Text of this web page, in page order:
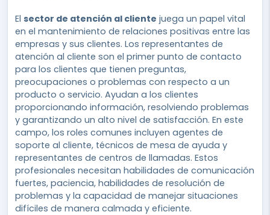
El sector de atención al cliente juega un papel vital
en el mantenimiento de relaciones positivas entre las
empresas y sus clientes. Los representantes de
atención al cliente son el primer punto de contacto
para los clientes que tienen preguntas,
preocupaciones o problemas con respecto a un
producto o servicio. Ayudan a los clientes
proporcionando información, resolviendo problemas
y garantizando un alto nivel de satisfacción. En este
campo, los roles comunes incluyen agentes de
soporte al cliente, técnicos de mesa de ayuda y
representantes de centros de llamadas. Estos
profesionales necesitan habilidades de comunicación
fuertes, paciencia, habilidades de resolución de
problemas y la capacidad de manejar situaciones
difíciles de manera calmada y eficiente.